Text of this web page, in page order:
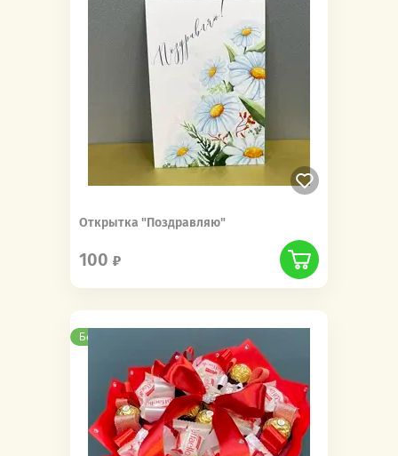
Открытка "Поздравляю"
100
Бесплатная доставка